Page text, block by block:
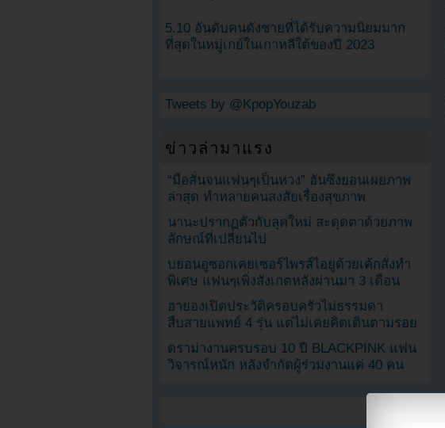
5.10 อันดับคนดังชายที่ได้รับความนิยมมาก
ที่สุดในหมู่เกย์ในเกาหลีใต้ของปี 2023
Tweets by @KpopYouzab
ข่าวล่ามาแรง
“มือสั่นจนแฟนๆเป็นห่วง” ฮันซึงยอนเผยภาพ
ล่าสุด ทำหลายคนสงสัยเรื่องสุขภาพ
นานะปรากฏตัวกับลุคใหม่ สะดุดตาด้วยภาพ
ลักษณ์ที่เปลี่ยนไป
บยอนอูซอกเคยเซอร์ไพรส์ไอยูด้วยเค้กสั่งทำ
พิเศษ แฟนๆเพิ่งสังเกตหลังผ่านมา 3 เดือน
ฮายองเปิดประวัติครอบครัวไม่ธรรมดา
สืบสายแพทย์ 4 รุ่น แต่ไม่เคยคิดเดินตามรอย
ดราม่างานครบรอบ 10 ปี BLACKPINK แฟน
วิจารณ์หนัก หลังจำกัดผู้ร่วมงานแค่ 40 คน